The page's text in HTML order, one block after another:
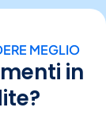
MEGLIO
in